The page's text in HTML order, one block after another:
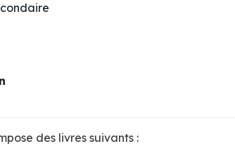
des livres suivants :